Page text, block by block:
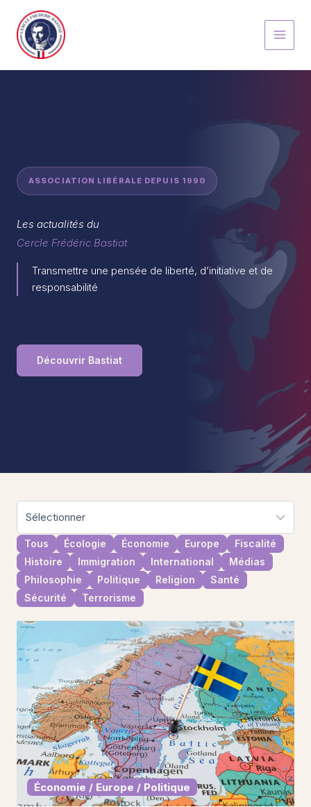
contenu
ASSOCIATION LIBÉRALE DEPUIS 1990
Les actualités du
Cercle Frédéric Bastiat
Transmettre une pensée de liberté, d’initiative et de
responsabilité
Découvrir Bastiat
Tous Écologie Économie Europe
Fiscalité
Histoire
Immigration International
Médias
Philosophie
Politique Religion
Santé
Sécurité
Terrorisme
Économie / Europe / Politique